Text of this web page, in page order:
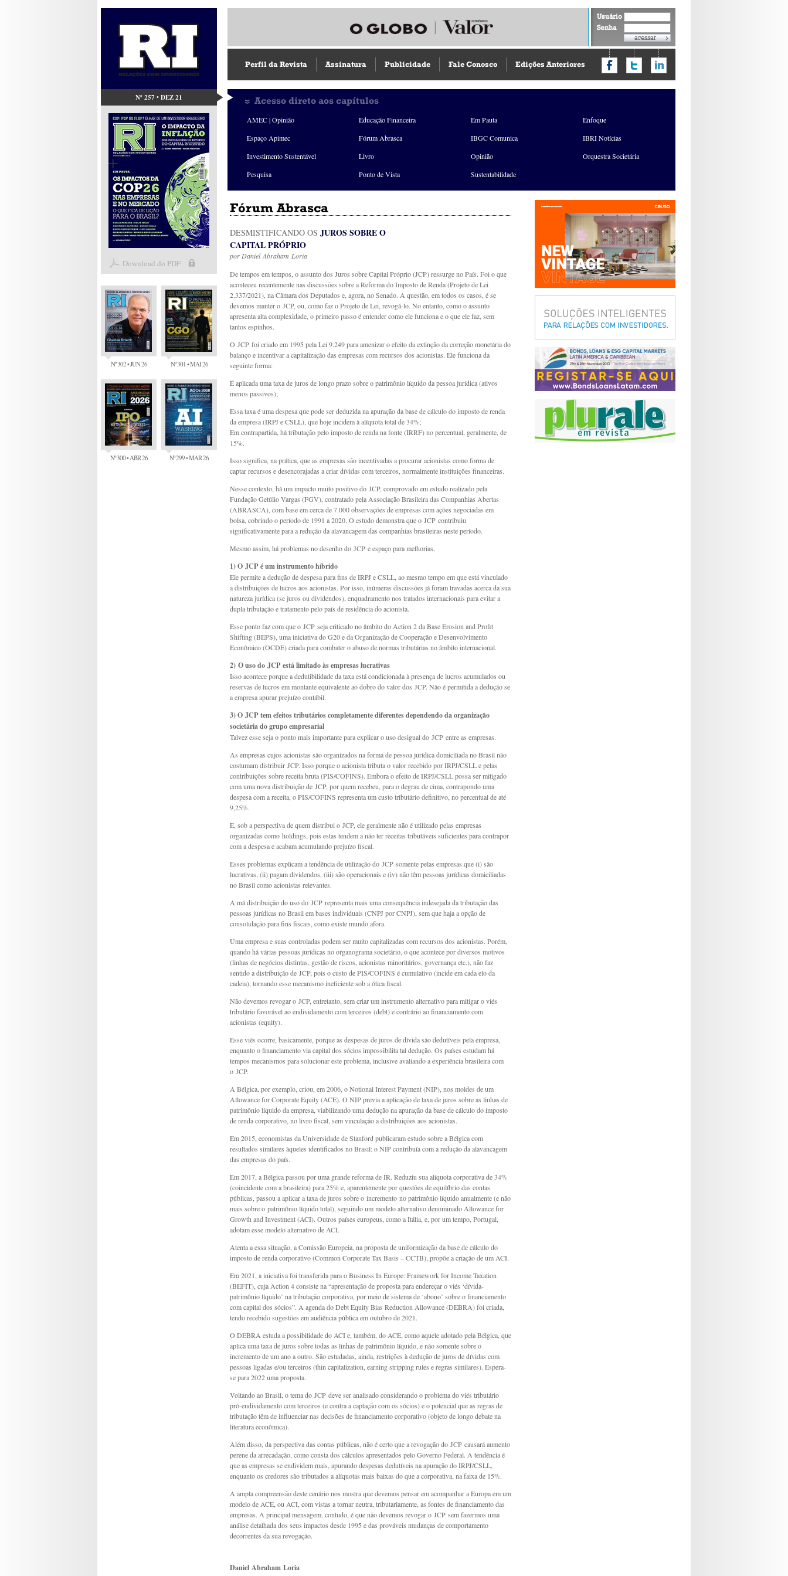
Nº 257 • DEZ 21
Download do PDF
Nº 302 • JUN 26 Nº 301 • MAI 26
Nº 300 • ABR 26 Nº 299 • MAR 26
Usuário
Senha
Perfil da Revista Assinatura Publicidade Fale Conosco Edições Anteriores
Acesso direto aos capítulos
AMEC | Opinião Educação Financeira Em Pauta
Enfoque
Espaço Apimec
Fórum Abrasca IBGC Comunica
IBRI Notícias
Investimento Sustentável
Livro Opinião
Orquestra Societária
Pesquisa
Ponto de Vista Sustentabilidade
Fórum Abrasca
DESMISTIFICANDO OS JUROS SOBRE O
CAPITAL PRÓPRIO
porDaniel Abraham Loria
De tempos em tempos, o assunto dos Juros sobre Capital Próprio (JCP) ressurge no País. Foi o que
aconteceu recentemente nas discussões sobre a Reforma do Imposto de Renda (Projeto de Lei
2.337/2021), na Câmara dos Deputados e, agora, no Senado. A questão, em todos os casos, é se
devemos manter o JCP, ou, como faz o Projeto de Lei, revogá-lo. No entanto, como o assunto
apresenta alta complexidade, o primeiro passo é entender como ele funciona e o que ele faz, sem
tantos espinhos.
O JCP foi criado em 1995 pela Lei 9.249 para amenizar o efeito da extinção da correção monetária do
balanço e incentivar a capitalização das empresas com recursos dos acionistas. Ele funciona da
seguinte forma:
É aplicada uma taxa de juros de longo prazo sobre o patrimônio líquido da pessoa jurídica (ativos
menos passivos);
Essa taxa é uma despesa que pode ser deduzida na apuração da base de cálculo do imposto de renda
da empresa (IRPJ e CSLL), que hoje incidem à alíquota total de 34%;
Em contrapartida, há tributação pelo imposto de renda na fonte (IRRF) no percentual, geralmente, de
15%.
Isso significa, na prática, que as empresas são incentivadas a procurar acionistas como forma de
captar recursos e desencorajadas a criar dívidas com terceiros, normalmente instituições financeiras.
Nesse contexto, há um impacto muito positivo do JCP, comprovado em estudo realizado pela
Fundação Getúlio Vargas (FGV), contratado pela Associação Brasileira das Companhias Abertas
(ABRASCA), com base em cerca de 7.000 observações de empresas com ações negociadas em
bolsa, cobrindo o período de 1991 a 2020. O estudo demonstra que o JCP contribuiu
significativamente para a redução da alavancagem das companhias brasileiras neste período.
Mesmo assim, há problemas no desenho do JCP e espaço para melhorias.
1) O JCP é um instrumento híbrido
Ele permite a dedução de despesa para fins de IRPJ e CSLL, ao mesmo tempo em que está vinculado
a distribuições de lucros aos acionistas. Por isso, inúmeras discussões já foram travadas acerca da sua
natureza jurídica (se juros ou dividendos), enquadramento nos tratados internacionais para evitar a
dupla tributação e tratamento pelo país de residência do acionista.
Esse ponto faz com que o JCP seja criticado no âmbito do Action 2 da Base Erosion and Profit
Shifting (BEPS), uma iniciativa do G20 e da Organização de Cooperação e Desenvolvimento
Econômico (OCDE) criada para combater o abuso de normas tributárias no âmbito internacional.
2) O uso do JCP está limitado às empresas lucrativas
Isso acontece porque a dedutibilidade da taxa está condicionada à presença de lucros acumulados ou
reservas de lucros em montante equivalente ao dobro do valor dos JCP. Não é permitida a dedução se
a empresa apurar prejuízo contábil.
3) O JCP tem efeitos tributários completamente diferentes dependendo da organização
societária do grupo empresarial
Talvez esse seja o ponto mais importante para explicar o uso desigual do JCP entre as empresas.
As empresas cujos acionistas são organizados na forma de pessoa jurídica domiciliada no Brasil não
costumam distribuir JCP. Isso porque o acionista tributa o valor recebido por IRPJ/CSLL e pelas
contribuições sobre receita bruta (PIS/COFINS). Embora o efeito de IRPJ/CSLL possa ser mitigado
com uma nova distribuição de JCP, por quem recebeu, para o degrau de cima, contrapondo uma
despesa com a receita, o PIS/COFINS representa um custo tributário definitivo, no percentual de até
9,25%.
E, sob a perspectiva de quem distribui o JCP, ele geralmente não é utilizado pelas empresas
organizadas como holdings, pois estas tendem a não ter receitas tributáveis suficientes para contrapor
com a despesa e acabam acumulando prejuízo fiscal.
Esses problemas explicam a tendência de utilização do JCP somente pelas empresas que (i) são
lucrativas, (ii) pagam dividendos, (iii) são operacionais e (iv) não têm pessoas jurídicas domiciliadas
no Brasil como acionistas relevantes.
A má distribuição do uso do JCP representa mais uma consequência indesejada da tributação das
pessoas jurídicas no Brasil em bases individuais (CNPJ por CNPJ), sem que haja a opção de
consolidação para fins fiscais, como existe mundo afora.
Uma empresa e suas controladas podem ser muito capitalizadas com recursos dos acionistas. Porém,
quando há várias pessoas jurídicas no organograma societário, o que acontece por diversos motivos
(linhas de negócios distintas, gestão de riscos, acionistas minoritários, governança etc.), não faz
sentido a distribuição de JCP, pois o custo de PIS/COFINS é cumulativo (incide em cada elo da
cadeia), tornando esse mecanismo ineficiente sob a ótica fiscal.
Não devemos revogar o JCP, entretanto, sem criar um instrumento alternativo para mitigar o viés
tributário favorável ao endividamento com terceiros (debt) e contrário ao financiamento com
acionistas (equity).
Esse viés ocorre, basicamente, porque as despesas de juros de dívida são dedutíveis pela empresa,
enquanto o financiamento via capital dos sócios impossibilita tal dedução. Os países estudam há
tempos mecanismos para solucionar este problema, inclusive avaliando a experiência brasileira com
o JCP.
A Bélgica, por exemplo, criou, em 2006, o Notional Interest Payment (NIP), nos moldes de um
Allowance for Corporate Equity (ACE). O NIP previa a aplicação de taxa de juros sobre as linhas de
patrimônio líquido da empresa, viabilizando uma dedução na apuração da base de cálculo do imposto
de renda corporativo, no livro fiscal, sem vinculação a distribuições aos acionistas.
Em 2015, economistas da Universidade de Stanford publicaram estudo sobre a Bélgica com
resultados similares àqueles identificados no Brasil: o NIP contribuía com a redução da alavancagem
das empresas do país.
Em 2017, a Bélgica passou por uma grande reforma de IR. Reduziu sua alíquota corporativa de 34%
(coincidente com a brasileira) para 25% e, aparentemente por questões de equilíbrio das contas
públicas, passou a aplicar a taxa de juros sobre o incremento no patrimônio líquido anualmente (e não
mais sobre o patrimônio líquido total), seguindo um modelo alternativo denominado Allowance for
Growth and Investment (ACI). Outros países europeus, como a Itália, e, por um tempo, Portugal,
adotam esse modelo alternativo de ACI.
Atenta a essa situação, a Comissão Europeia, na proposta de uniformização da base de cálculo do
imposto de renda corporativo (Common Corporate Tax Basis – CCTB), propõe a criação de um ACI.
Em 2021, a iniciativa foi transferida para o Business In Europe: Framework for Income Taxation
(BEFIT), cuja Action 4 consiste na “apresentação de proposta para endereçar o viés ‘dívida-
patrimônio líquido’ na tributação corporativa, por meio de sistema de ‘abono’ sobre o financiamento
com capital dos sócios”. A agenda do Debt Equity Bias Reduction Allowance (DEBRA) foi criada,
tendo recebido sugestões em audiência pública em outubro de 2021.
O DEBRA estuda a possibilidade do ACI e, também, do ACE, como aquele adotado pela Bélgica, que
aplica uma taxa de juros sobre todas as linhas de patrimônio líquido, e não somente sobre o
incremento de um ano a outro. São estudadas, ainda, restrições à dedução de juros de dívidas com
pessoas ligadas e/ou terceiros (thin capitalization, earning stripping rules e regras similares). Espera-
se para 2022 uma proposta.
Voltando ao Brasil, o tema do JCP deve ser analisado considerando o problema do viés tributário
pró-endividamento com terceiros (e contra a captação com os sócios) e o potencial que as regras de
tributação têm de influenciar nas decisões de financiamento corporativo (objeto de longo debate na
literatura econômica).
Além disso, da perspectiva das contas públicas, não é certo que a revogação do JCP causará aumento
perene da arrecadação, como consta dos cálculos apresentados pelo Governo Federal. A tendência é
que as empresas se endividem mais, apurando despesas dedutíveis na apuração do IRPJ/CSLL,
enquanto os credores são tributados a alíquotas mais baixas do que a corporativa, na faixa de 15%.
A ampla compreensão deste cenário nos mostra que devemos pensar em acompanhar a Europa em um
modelo de ACE, ou ACI, com vistas a tornar neutra, tributariamente, as fontes de financiamento das
empresas. A principal mensagem, contudo, é que não devemos revogar o JCP sem fazermos uma
análise detalhada dos seus impactos desde 1995 e das prováveis mudanças de comportamento
decorrentes da sua revogação.
Daniel Abraham Loria